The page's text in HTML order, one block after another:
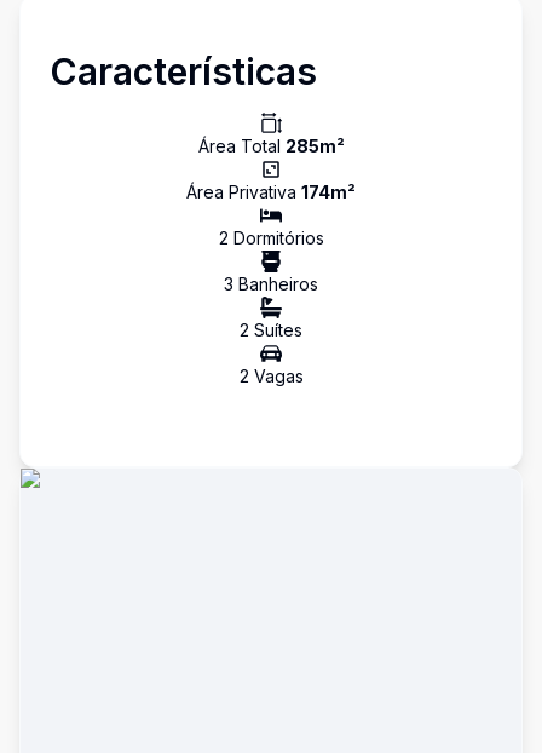
Características
Área Total 285m²
Área Privativa 174m²
2 Dormitórios
3 Banheiros
2 Suítes
2 Vagas